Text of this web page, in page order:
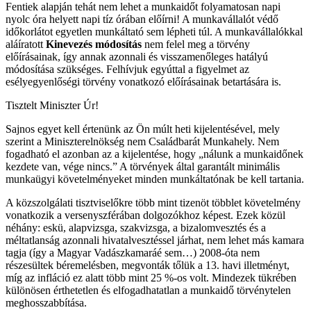
Fentiek alapján tehát nem lehet a munkaidőt folyamatosan napi
nyolc óra helyett napi tíz órában előírni! A munkavállalót védő
időkorlátot egyetlen munkáltató sem lépheti túl. A munkavállalókkal
aláíratott Kinevezés módosítás nem felel meg a törvény
előírásainak, így annak azonnali és visszamenőleges hatályú
módosítása szükséges. Felhívjuk egyúttal a figyelmet az
esélyegyenlőségi törvény vonatkozó előírásainak betartására is.
Tisztelt Miniszter Úr!
Sajnos egyet kell értenünk az Ön múlt heti kijelentésével, mely
szerint a Miniszterelnökség nem Családbarát Munkahely. Nem
fogadható el azonban az a kijelentése, hogy „nálunk a munkaidőnek
kezdete van, vége nincs.” A törvények által garantált minimális
munkaügyi követelményeket minden munkáltatónak be kell tartania.
A közszolgálati tisztviselőkre több mint tizenöt többlet követelmény
vonatkozik a versenyszférában dolgozókhoz képest. Ezek közül
néhány: eskü, alapvizsga, szakvizsga, a bizalomvesztés és a
méltatlanság azonnali hivatalvesztéssel járhat, nem lehet más kamara
tagja (így a Magyar Vadászkamaráé sem…) 2008-óta nem
részesültek béremelésben, megvonták tőlük a 13. havi illetményt,
míg az infláció ez alatt több mint 25 %-os volt. Mindezek tükrében
különösen érthetetlen és elfogadhatatlan a munkaidő törvénytelen
meghosszabbítása.